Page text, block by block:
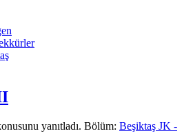
yanıtladı. Bölüm: Beşiktaş JK -